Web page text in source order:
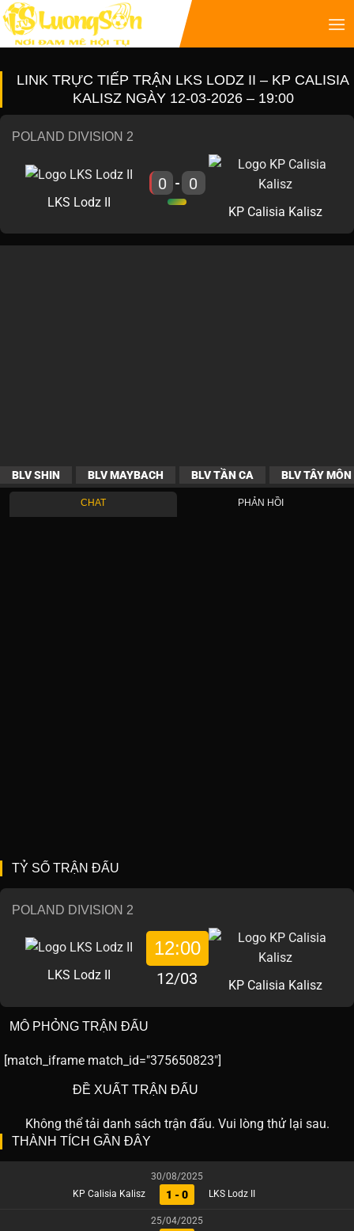
LINK TRỰC TIẾP TRẬN LKS LODZ II – KP CALISIA
KALISZ NGÀY 12-03-2026 – 19:00
POLAND DIVISION 2
LKS Lodz II
0 - 0
KP Calisia Kalisz
BLV SHIN BLV MAYBACH BLV TẦN CA BLV TÂY
CHAT PHẢN HỒI
TỶ SỐ TRẬN ĐẤU
POLAND DIVISION 2
LKS Lodz II
12:00
12/03 KP Calisia Kalisz
MÔ PHỎNG TRẬN ĐẤU
match_id="375650823"]
ĐỀ XUẤT TRẬN ĐẤU
Không thể tải danh sách trận đấu. Vui lòng thử lại sau.
THÀNH TÍCH GẦN ĐÂY
30/08/2025
KP Calisia Kalisz
1 - 0 LKS Lodz II
25/04/2025